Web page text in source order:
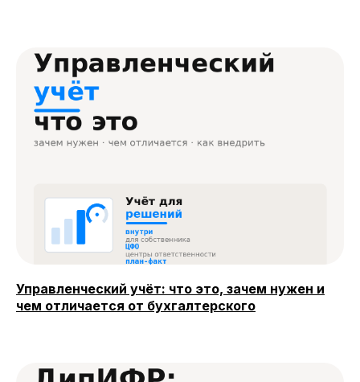
Управленческий учёт: что это, зачем нужен и
чем отличается от бухгалтерского